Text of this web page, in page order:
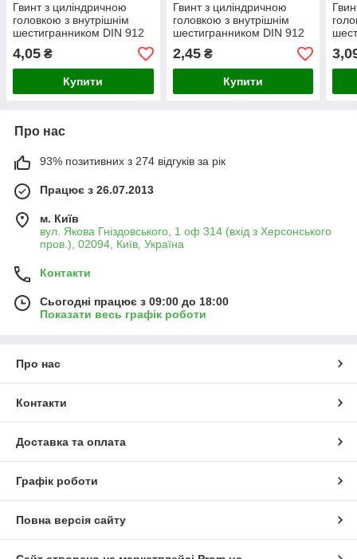
Гвинт з циліндричною
головкою з внутрішнім
шестигранником DIN 912
М10х20 8.8 БЦ (200 шт/уп)
4,05 ₴
Купити
Гвинт з циліндричною
головкою з внутрішнім
шестигранником DIN 912
М8х25 8.8 без покриття
(1000 шт/уп)
2,45₴
Купити
Про нас
93% позитивних з 274 відгуків за рік
Працює з 26.07.2013
м. Київ
вул. Якова Гніздовського, 1 оф 314 (вхід з Херсонського
пров.), 02094, Київ, Україна
Контакти
Сьогодні працює з 09:00 до 18:00
Показати весь графік роботи
Про нас
Контакти
Доставка та оплата
Графік роботи
Повна версія сайту